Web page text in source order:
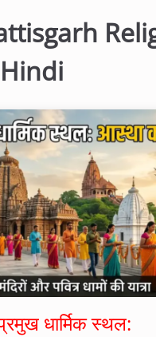
धार्मिक स्थल: